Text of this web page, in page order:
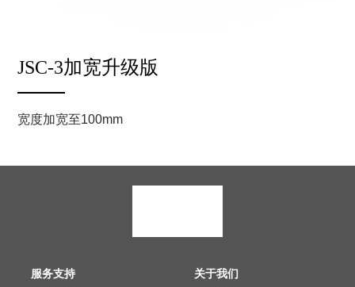
JSC-3加宽升级版
宽度加宽至100mm
服务支持 关于我们